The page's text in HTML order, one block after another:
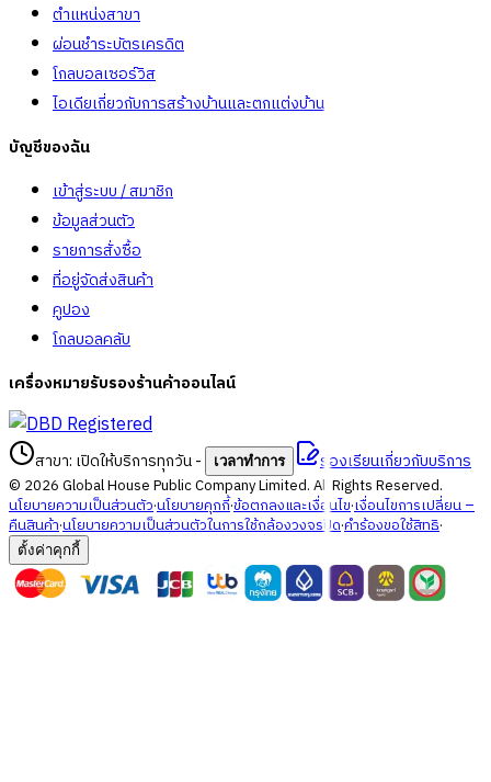
ตำแหน่งสาขา
ผ่อนชำระบัตรเครดิต
โกลบอลเซอร์วิส
ไอเดียเกี่ยวกับการสร้างบ้านและตกแต่งบ้าน
บัญชีของฉัน
เข้าสู่ระบบ / สมาชิก
ข้อมูลส่วนตัว
รายการสั่งซื้อ
ที่อยู่จัดส่งสินค้า
คูปอง
โกลบอลคลับ
เครื่องหมายรับรองร้านค้าออนไลน์
สาขา: เปิดให้บริการทุกวัน- เวลาทำการ ร้องเรียนเกี่ยวกับบริการ
© 2026Global House Public Company Limited. All Rights Reserved.
นโยบายความเป็นส่วนตัว·นโยบายคุกกี้·ข้อตกลงและเงื่อนไข·เงื่อนไขการเปลี่ยน –
คืนสินค้า·นโยบายความเป็นส่วนตัวในการใช้กล้องวงจรปิด·คำร้องขอใช้สิทธิ·
ตั้งค่าคุกกี้